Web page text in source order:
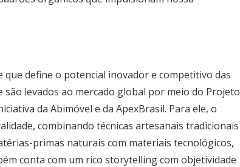
que define o potencial inovador e competitivo das
levados ao mercado global por meio do Projeto
da Abimóvel e da ApexBrasil. Para ele, o
combinando técnicas artesanais tradicionais
primas naturais com materiais tecnológicos,
conta com um rico storytelling com objetividade